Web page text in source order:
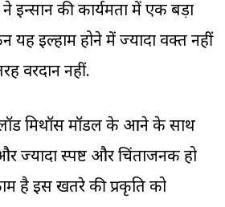
इन्सान की कार्यक्षमता में एक बड़ा
यह इल्हाम होने में ज्यादा वक्त नहीं
वरदान नहीं.
मिथॉस मॉडल के आने के साथ
ज्यादा स्पष्ट और चिंताजनक हो
है इस खतरे की प्रकृति को